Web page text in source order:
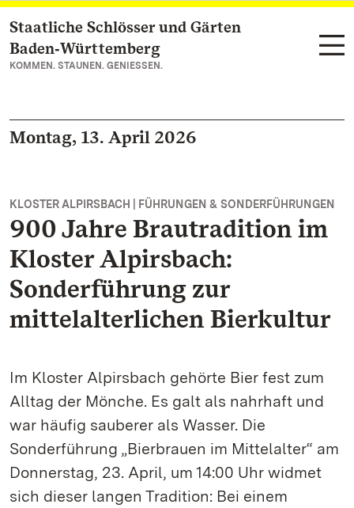
Zum Hauptinhalt springen
Staatliche Schlösser und Gärten
Baden‑Württemberg
KOMMEN. STAUNEN. GENIESSEN.
Montag, 13. April 2026
KLOSTER ALPIRSBACH | FÜHRUNGEN & SONDERFÜHRUNGEN
900 Jahre Brautradition im
Kloster Alpirsbach:
Sonderführung zur
mittelalterlichen Bierkultur
Im Kloster Alpirsbach gehörte Bier fest zum
Alltag der Mönche. Es galt als nahrhaft und
war häufig sauberer als Wasser. Die
Sonderführung „Bierbrauen im Mittelalter“ am
Donnerstag, 23. April, um 14:00 Uhr widmet
sich dieser langen Tradition: Bei einem